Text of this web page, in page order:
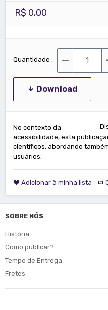
R$ 0,00
Quantidade :
Download
No contexto da
acessibilidade, esta
científicos, abordando
usuários.
Adicionar à minha lista
SOBRE NÓS
História
Como publicar?
Tempo de Entrega
Fretes